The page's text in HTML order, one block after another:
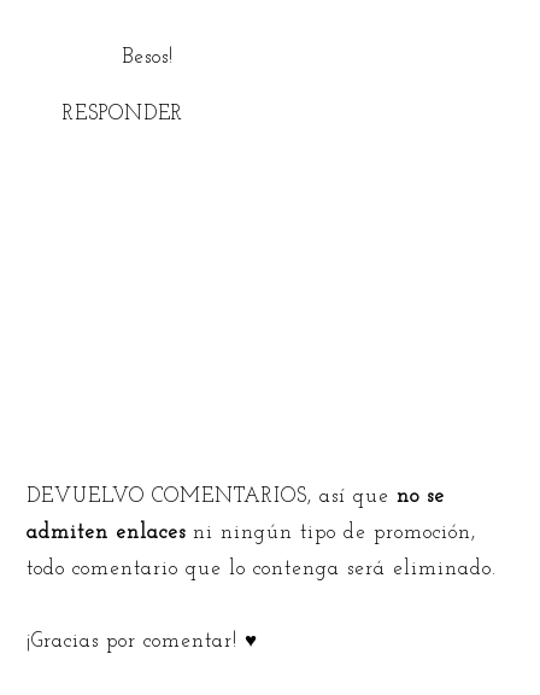
Besos!
RESPONDER
DEVUELVO COMENTARIOS, así queno se
admiten enlaces ni ningún tipo de promoción,
todo comentario que lo contenga será eliminado.
¡Gracias por comentar! ♥